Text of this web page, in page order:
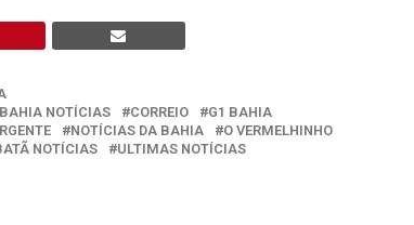
BAHIA NOTÍCIAS CORREIO
G1 BAHIA
NOTÍCIAS DA BAHIA
O VERMELHINHO
NOTÍCIAS
ULTIMAS NOTÍCIAS